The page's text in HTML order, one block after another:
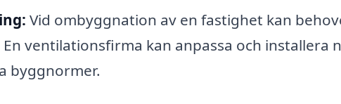
Vid ombyggnation av en fastighet kan
ventilationsfirma kan anpassa och installera
byggnormer.